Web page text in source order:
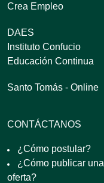
Crea Empleo
DAES
Instituto Confucio
Educación Continua
Santo Tomás - Online
CONTÁCTANOS
¿Cómo postular?
¿Cómo publicar una
oferta?